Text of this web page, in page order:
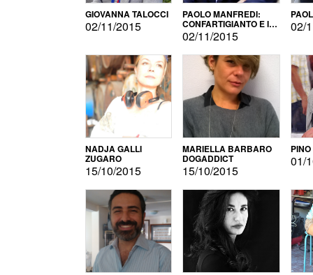
GIOVANNA TALOCCI
02/11/2015
PAOLO MANFREDI:
CONFARTIGIANTO E IL
SONDAGGIO
02/11/2015
02/
NADJA GALLI
ZUGARO
15/10/2015
MARIELLA BARBARO
DOGADDICT
15/10/2015
01/